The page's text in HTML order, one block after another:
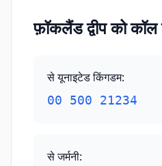
फ़ॉकलैंड द्वीप को
से यूनाइटेड किंगडम:
00 500 21234
से जर्मनी: